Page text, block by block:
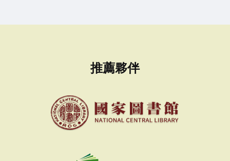
推薦夥伴